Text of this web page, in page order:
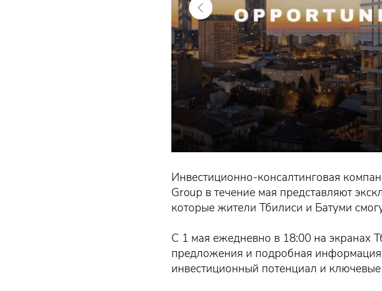
Инвестиционно-консалтинговая
Group в течение мая представляют
которые жители Тбилиси и Батуми
С 1 мая ежедневно в 18:00 на экранах
предложения и подробная информация
инвестиционный потенциал и